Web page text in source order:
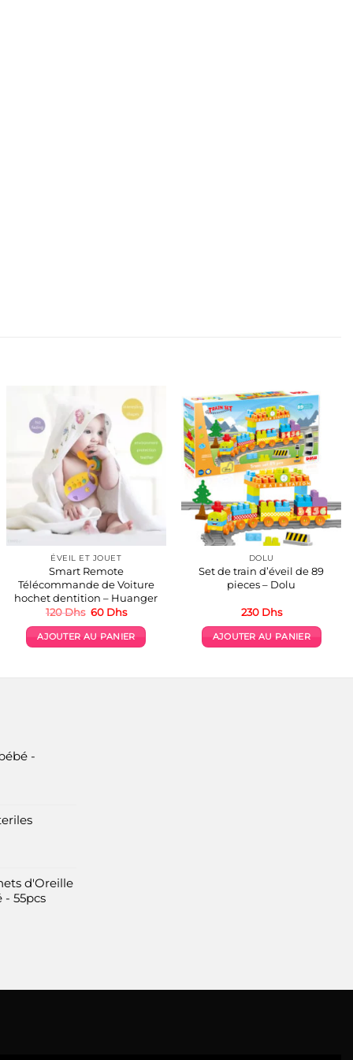
ÉVEIL ET JOUET
Smart Remote
Télécommande de Voiture
hochet dentition – Huanger
120Dhs Le
initial
était :
60 DhsLe
actuel
est :
AJOUTER AU PANIER
DOLU
Set de train d’éveil de 89
pieces – Dolu
230 Dhs
AJOUTER AU PANIER
-
d'Oreille
- 55pcs